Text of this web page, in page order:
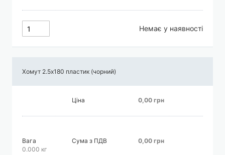
Немає у наявності
Хомут 2.5х180 пластик (чорний)
Ціна 0,00 грн
Вага
0.000 кг
Сума з ПДВ 0,00 грн